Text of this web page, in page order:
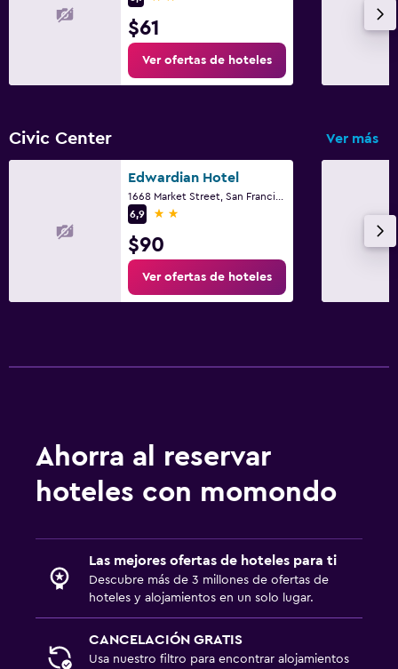
$61
Ver ofertas de hoteles
Civic Center Ver más
Edwardian Hotel
6,9
2 estrellas
$90
Ver ofertas de hoteles
Ahorra al reservar
hoteles con momondo
Las mejores ofertas de hoteles para ti
Descubre más de 3 millones de ofertas de
hoteles y alojamientos en un solo lugar.
CANCELACIÓN GRATIS
Usa nuestro filtro para encontrar alojamientos